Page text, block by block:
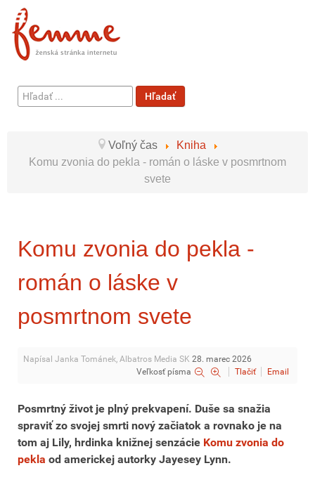
Hľadať
...
Hľadať
Voľný čas
Kniha
Komu zvonia do pekla - román o láske v posmrtnom
svete
Komu zvonia do pekla -
román o láske v
posmrtnom svete
Napísal Janka Tománek, Albatros Media SK 28. marec 2026
Veľkosť písma
Tlačiť Email
Posmrtný život je plný prekvapení. Duše sa snažia
spraviť zo svojej smrti nový začiatok a rovnako je na
tom aj Lily, hrdinka knižnej senzácie Komu zvonia do
pekla od americkej autorky Jayesey Lynn.